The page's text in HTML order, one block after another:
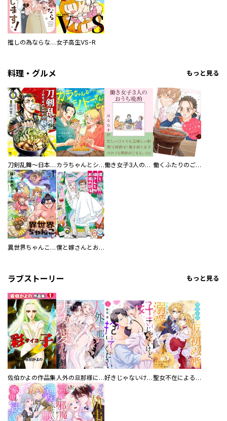
推しの為ならなんでもします！ 女子高生VS-R
料理・グルメ もっと見る
刀剣乱舞～日本号つれづれ酒～ カラちゃんとシトーさんと、 【分冊版】 働き女子3人のおうち晩酌 働くふたりのごほうび飯
異世界ちゃんこ～横綱目前に召喚されたんだが～ 【連載版】 僕と嫁さんとお酒の関係
ラブストーリー もっと見る
佐伯かよの作品集 人外の旦那様に娶られ毎晩ナカまで愛される…。アンソロジー 好きじゃないけど、抱いてください【電子単行本版／特典おまけ付き】 聖女不在による仮初め婚なのに、不器用な王太子に溺愛されています【電子単行本版／特典おまけ付き】